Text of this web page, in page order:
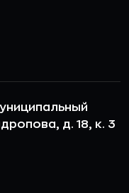
д. 18, к. 3